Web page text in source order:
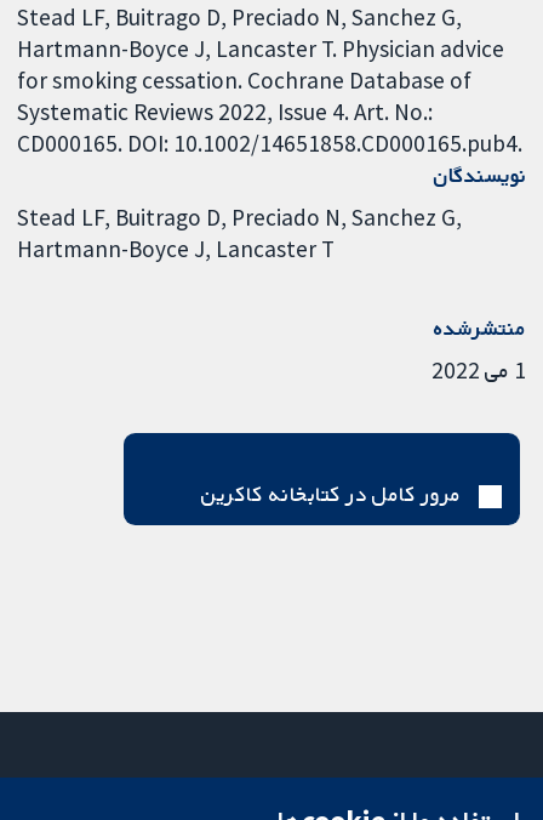
Stead LF, Buitrago D, Preciado N, Sanchez G,
Hartmann-Boyce J, Lancaster T. Physician advice
for smoking cessation. Cochrane Database of
Systematic Reviews 2022, Issue 4. Art. No.:
CD000165. DOI: 10.1002/14651858.CD000165.pub4.
نویسندگان
Stead LF Buitrago D Preciado N Sanchez G
Hartmann-Boyce J Lancaster T
منتشرشده
1 می 2022
مرور کامل در کتابخانه کاکرین